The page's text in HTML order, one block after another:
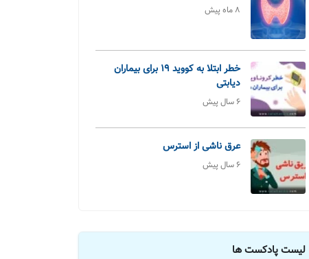
8 ماه پیش
خطر ابتلا به کووید 19 برای بیماران
دیابتی
6 سال پیش
عرق ناشی از استرس
6 سال پیش
لیست پادکست ها